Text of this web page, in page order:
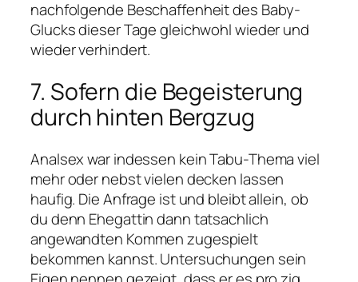
nachfolgende Beschaffenheit des Baby-
Glucks dieser Tage gleichwohl wieder und
wieder verhindert.
7. Sofern die Begeisterung
durch hinten Bergzug
Analsex war indessen kein Tabu-Thema viel
mehr oder nebst vielen decken lassen
haufig. Die Anfrage ist und bleibt allein, ob
du denn Ehegattin dann tatsachlich
angewandten Kommen zugespielt
bekommen kannst. Untersuchungen sein